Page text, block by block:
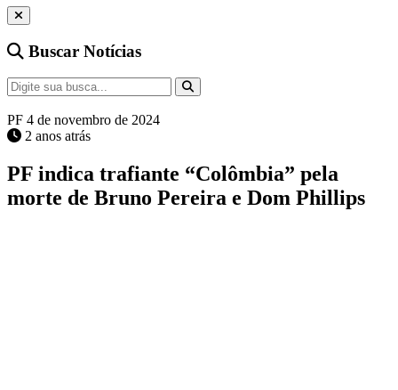
Buscar Notícias
PF 4 de novembro de 2024
2 anos atrás
PF indica trafiante “Colômbia” pela
morte de Bruno Pereira e Dom Phillips